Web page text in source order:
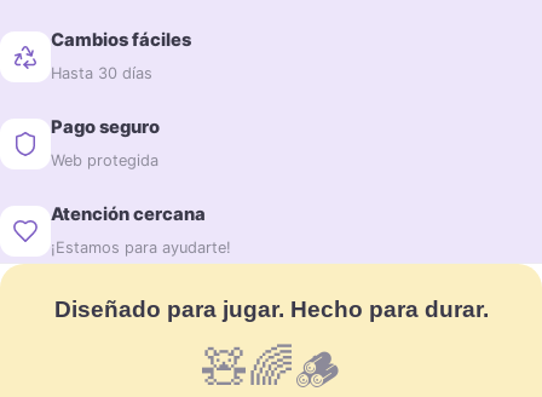
Cambios fáciles
Hasta 30 días
Pago seguro
Web protegida
Atención cercana
¡Estamos para ayudarte!
Diseñado para jugar. Hecho para durar.
🧸🌈🪵